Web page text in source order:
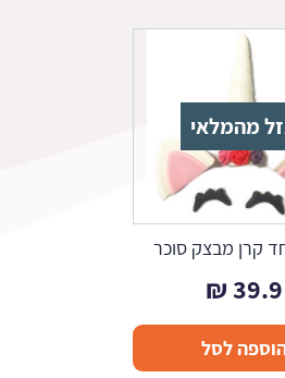
מהמלאי
קרן מבצק סוכר
39.9
₪
לסל